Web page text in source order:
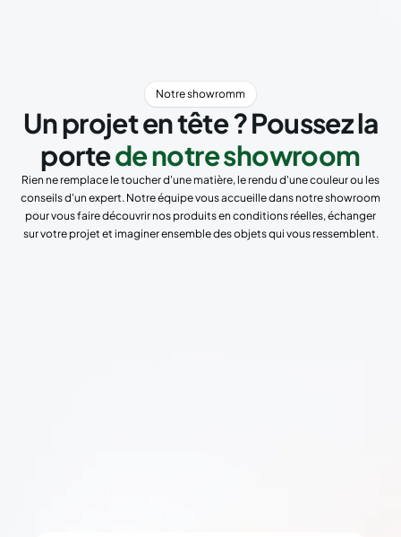
Notre showromm
Un projet en tête ? Poussez la
portede notre showroom
Rien ne remplace le toucher d'une matière, le rendu d'une couleur ou les
conseils d'un expert. Notre équipe vous accueille dans notre showroom
pour vous faire découvrir nos produits en conditions réelles, échanger
sur votre projet et imaginer ensemble des objets qui vous ressemblent.